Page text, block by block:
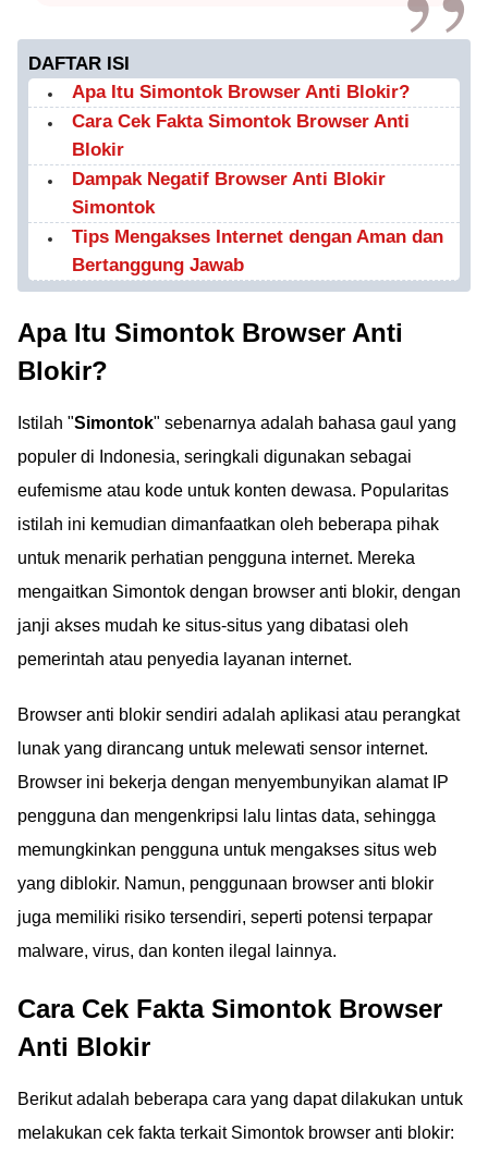
DAFTAR ISI
Apa Itu Simontok Browser Anti Blokir?
Cara Cek Fakta Simontok Browser Anti
Blokir
Dampak Negatif Browser Anti Blokir
Simontok
Tips Mengakses Internet dengan Aman dan
Bertanggung Jawab
Apa Itu Simontok Browser Anti
Blokir?
Istilah "Simontok" sebenarnya adalah bahasa gaul yang
populer di Indonesia, seringkali digunakan sebagai
eufemisme atau kode untuk konten dewasa. Popularitas
istilah ini kemudian dimanfaatkan oleh beberapa pihak
untuk menarik perhatian pengguna internet. Mereka
mengaitkan Simontok dengan browser anti blokir, dengan
janji akses mudah ke situs-situs yang dibatasi oleh
pemerintah atau penyedia layanan internet.
Browser anti blokir sendiri adalah aplikasi atau perangkat
lunak yang dirancang untuk melewati sensor internet.
Browser ini bekerja dengan menyembunyikan alamat IP
pengguna dan mengenkripsi lalu lintas data, sehingga
memungkinkan pengguna untuk mengakses situs web
yang diblokir. Namun, penggunaan browser anti blokir
juga memiliki risiko tersendiri, seperti potensi terpapar
malware, virus, dan konten ilegal lainnya.
Cara Cek Fakta Simontok Browser
Anti Blokir
Berikut adalah beberapa cara yang dapat dilakukan untuk
melakukan cek fakta terkait Simontok browser anti blokir: